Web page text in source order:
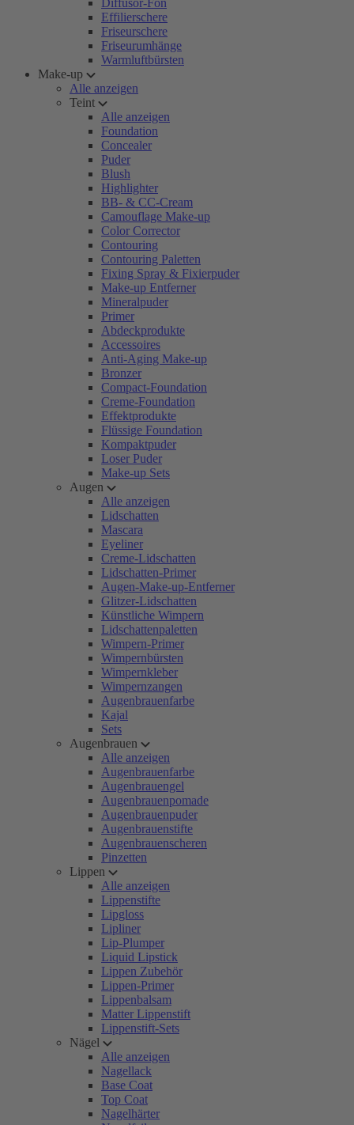
Diffusor-Fön
Effilierschere
Friseurschere
Friseurumhänge
Warmluftbürsten
Make-up
Alle anzeigen
Teint
Alle anzeigen
Foundation
Concealer
Puder
Blush
Highlighter
BB- & CC-Cream
Camouflage Make-up
Color Corrector
Contouring
Contouring Paletten
Fixing Spray & Fixierpuder
Make-up Entferner
Mineralpuder
Primer
Abdeckprodukte
Accessoires
Anti-Aging Make-up
Bronzer
Compact-Foundation
Creme-Foundation
Effektprodukte
Flüssige Foundation
Kompaktpuder
Loser Puder
Make-up Sets
Augen
Alle anzeigen
Lidschatten
Mascara
Eyeliner
Creme-Lidschatten
Lidschatten-Primer
Augen-Make-up-Entferner
Glitzer-Lidschatten
Künstliche Wimpern
Lidschattenpaletten
Wimpern-Primer
Wimpernbürsten
Wimpernkleber
Wimpernzangen
Augenbrauenfarbe
Kajal
Sets
Augenbrauen
Alle anzeigen
Augenbrauenfarbe
Augenbrauengel
Augenbrauenpomade
Augenbrauenpuder
Augenbrauenstifte
Augenbrauenscheren
Pinzetten
Lippen
Alle anzeigen
Lippenstifte
Lipgloss
Lipliner
Lip-Plumper
Liquid Lipstick
Lippen Zubehör
Lippen-Primer
Lippenbalsam
Matter Lippenstift
Lippenstift-Sets
Nägel
Alle anzeigen
Nagellack
Base Coat
Top Coat
Nagelhärter